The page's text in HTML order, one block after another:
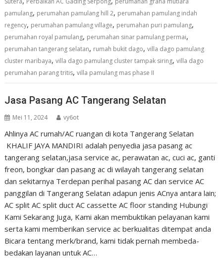
pamulang, perumahan pamulang hill 2, perumahan pamulang indah
regency, perumahan pamulang village, perumahan puri pamulang,
perumahan royal pamulang, perumahan sinar pamulang permai,
perumahan tangerang selatan, rumah bukit dago,villa dago pamulang
cluster maribaya,villa dago pamulang cluster tampak siring,villa dago
perumahan parang tritis,villa pamulang mas phase II
Jasa Pasang AC Tangerang Selatan
Mei 11, 2024 vy6ot
Ahlinya AC rumah/AC ruangan di kota Tangerang Selatan
KHALIF JAYA MANDIRI adalah penyedia jasa pasang ac
tangerang selatan,jasa service ac, perawatan ac, cuci ac, ganti
freon, bongkar dan pasang ac di wilayah tangerang selatan
dan sekitarnya Terdepan perihal pasang AC dan service AC
panggilan di Tangerang Selatan adapun jenis ACnya antara lain;
AC split AC split duct AC cassette AC floor standing Hubungi
Kami Sekarang Juga, Kami akan membuktikan pelayanan kami
serta kami memberikan service ac berkualitas ditempat anda
Bicara tentang merk/brand, kami tidak pernah membeda-
bedakan layanan untuk AC…